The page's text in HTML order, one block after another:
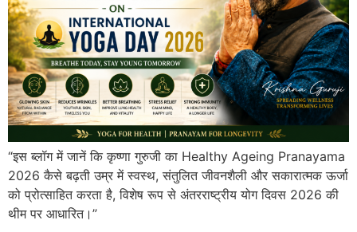
“इस ब्लॉग में जानें कि कृष्णा गुरुजी का Healthy Ageing Pranayama
2026 कैसे बढ़ती उम्र में स्वस्थ, संतुलित जीवनशैली और सकारात्मक ऊर्जा
को प्रोत्साहित करता है, विशेष रूप से अंतरराष्ट्रीय योग दिवस 2026 की
थीम पर आधारित।”